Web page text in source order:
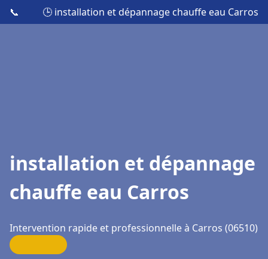
📞 🕒 installation et dépannage chauffe eau Carros
installation et dépannage
chauffe eau Carros
Intervention rapide et professionnelle à Carros (06510)